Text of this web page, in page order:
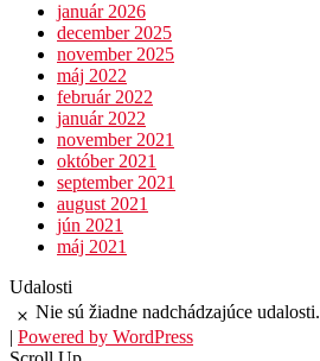
január 2026
december 2025
november 2025
máj 2022
február 2022
január 2022
november 2021
október 2021
september 2021
august 2021
jún 2021
máj 2021
Udalosti
NoticeNie sú žiadne nadchádzajúce udalosti.
| Powered by WordPress